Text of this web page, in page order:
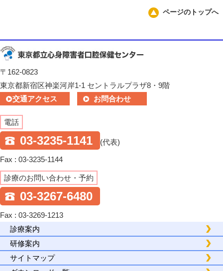
ページのトップへ
〒162-0823
東京都新宿区神楽河岸1-1 セントラルプラザ8・9階
交通アクセス
お問合わせ
電話
03-3235-1141 (代表)
Fax : 03-3235-1144
診療のお問い合わせ・予約
03-3267-6480
Fax : 03-3269-1213
診療案内
研修案内
サイトマップ